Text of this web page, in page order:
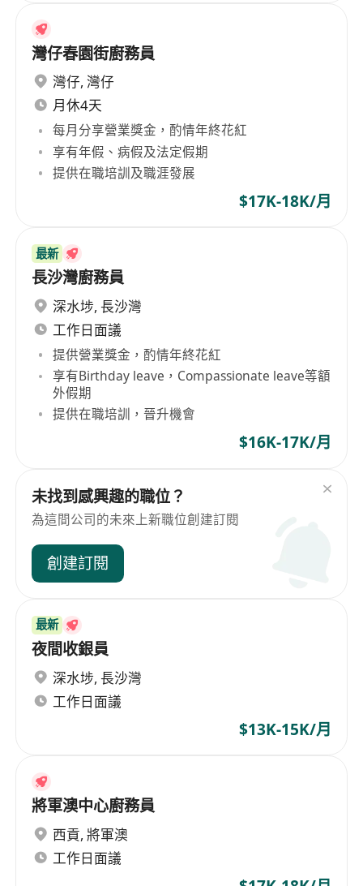
灣仔春園街廚務員
灣仔, 灣仔
月休4天
每月分享營業獎金，酌情年終花紅
享有年假、病假及法定假期
提供在職培訓及職涯發展
$17K-18K/月
最新
長沙灣廚務員
深水埗, 長沙灣
工作日面議
提供營業獎金，酌情年終花紅
享有Birthday leave，Compassionate leave等額
外假期
提供在職培訓，晉升機會
$16K-17K/月
未找到感興趣的職位？
為這間公司的未來上新職位創建訂閱
創建訂閱
最新
夜間收銀員
深水埗, 長沙灣
工作日面議
$13K-15K/月
將軍澳中心廚務員
西貢, 將軍澳
工作日面議